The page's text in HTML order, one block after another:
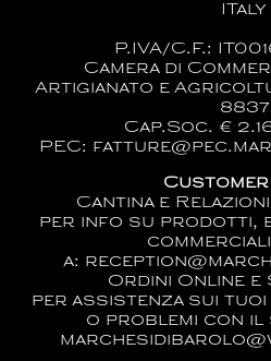
ITaly
P.IVA/C.F.:
Camera di
Artigianato e
8837
Cap.Soc. €
PEC:
Customer
Cantina e
per info su prodotti,
a:
Ordini Online e
per assistenza sui
o problemi con il